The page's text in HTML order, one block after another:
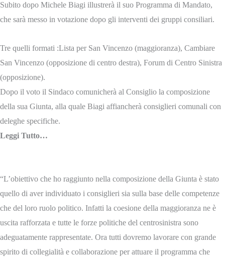
Subito dopo Michele Biagi illustrerà il suo Programma di Mandato,
che sarà messo in votazione dopo gli interventi dei gruppi consiliari.
Tre quelli formati :Lista per San Vincenzo (maggioranza), Cambiare
San Vincenzo (opposizione di centro destra), Forum di Centro Sinistra
(opposizione).
Dopo il voto il Sindaco comunicherà al Consiglio la composizione
della sua Giunta, alla quale Biagi affiancherà consiglieri comunali con
deleghe specifiche.
Leggi Tutto…
“L’obiettivo che ho raggiunto nella composizione della Giunta è stato
quello di aver individuato i consiglieri sia sulla base delle competenze
che del loro ruolo politico. Infatti la coesione della maggioranza ne è
uscita rafforzata e tutte le forze politiche del centrosinistra sono
adeguatamente rappresentate. Ora tutti dovremo lavorare con grande
spirito di collegialità e collaborazione per attuare il programma che